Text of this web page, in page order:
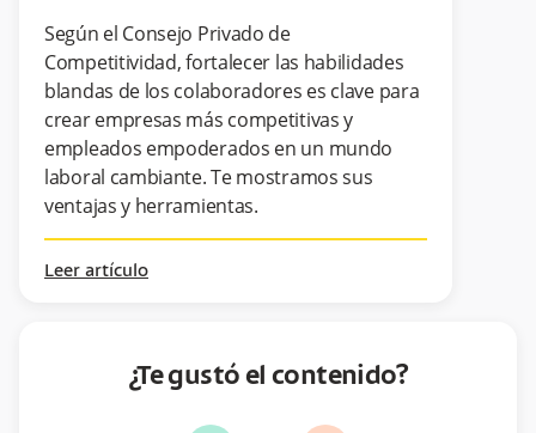
Según el Consejo Privado de
Competitividad, fortalecer las habilidades
blandas de los colaboradores es clave para
crear empresas más competitivas y
empleados empoderados en un mundo
laboral cambiante. Te mostramos sus
ventajas y herramientas.
Leer artículo
¿Te gustó el contenido?